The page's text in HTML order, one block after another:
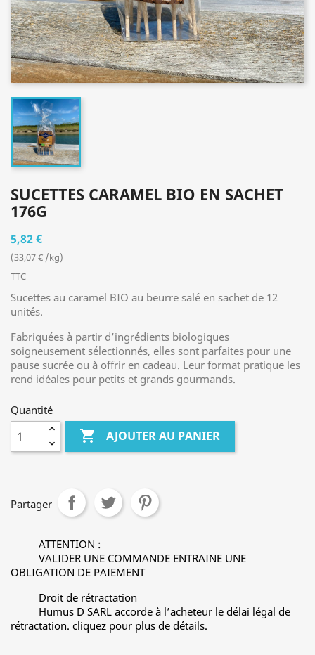
SUCETTES CARAMEL BIO EN SACHET
176G
5,82 €
(33,07 € /kg)
TTC
Sucettes au caramel BIO au beurre salé en sachet de 12
unités.
Fabriquées à partir d’ingrédients biologiques
soigneusement sélectionnés, elles sont parfaites pour une
pause sucrée ou à offrir en cadeau. Leur format pratique les
rend idéales pour petits et grands gourmands.
Quantité
 AJOUTER AU PANIER
Partager
ATTENTION :
VALIDER UNE COMMANDE ENTRAINE UNE
OBLIGATION DE PAIEMENT
Droit de rétractation
Humus D SARL accorde à l’acheteur le délai légal de
rétractation. cliquez pour plus de détails.